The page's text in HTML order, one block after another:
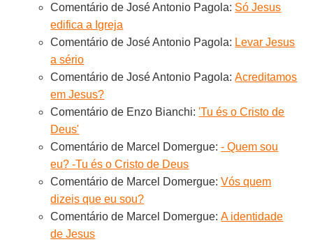
Comentário de José Antonio Pagola: Só Jesus
edifica a Igreja
Comentário de José Antonio Pagola: Levar Jesus
a sério
Comentário de José Antonio Pagola:Acreditamos
em Jesus?
Comentário de Enzo Bianchi:'Tu és o Cristo de
Deus'
Comentário de Marcel Domergue:- Quem sou
eu? -Tu és o Cristo de Deus
Comentário de Marcel Domergue:Vós quem
dizeis que eu sou?
Comentário de Marcel Domergue:A identidade
de Jesus